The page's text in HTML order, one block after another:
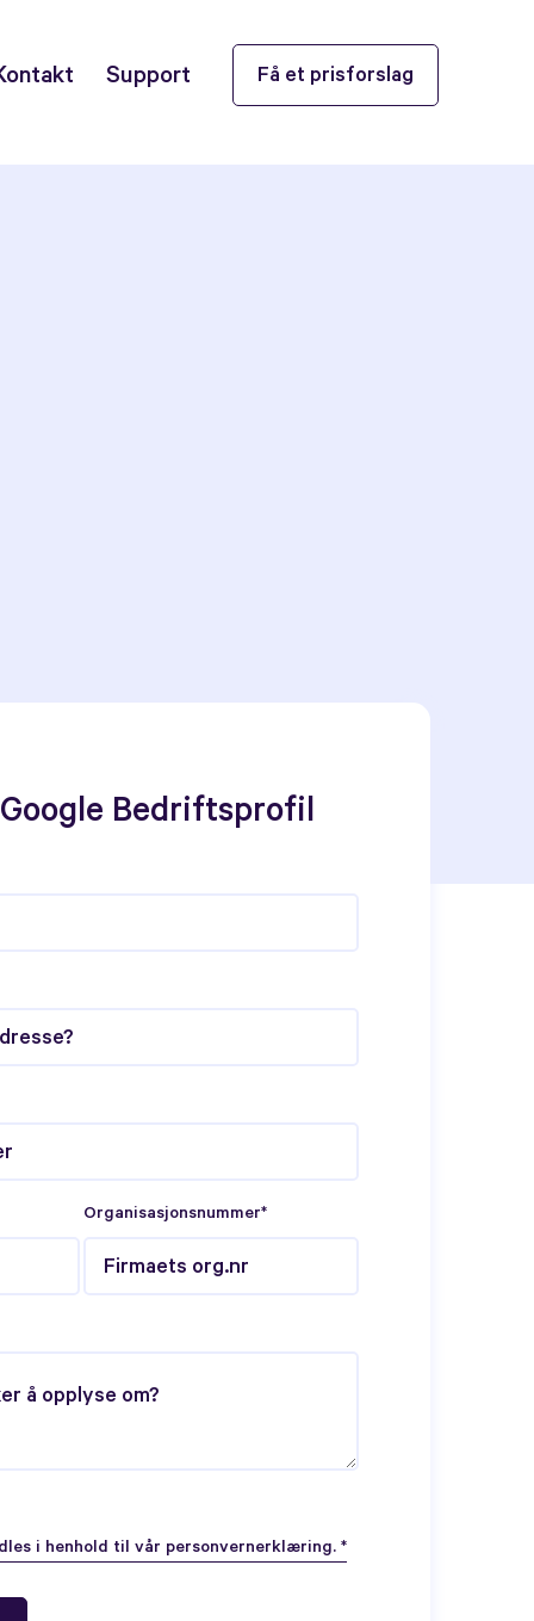
Få et prisforslag
Support
Bedriftsprofil
Organisasjonsnummer*
i henhold til vår personvernerklæring. *